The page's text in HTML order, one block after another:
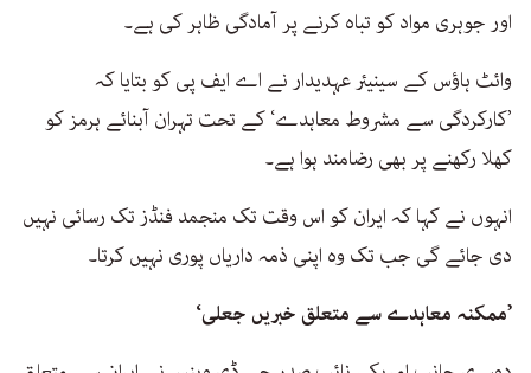
اور جوہری مواد کو تباہ کرنے پر آمادگی ظاہر کی ہے۔
وائٹ ہاؤس کے سینیئر عہدیدار نے اے ایف پی کو بتایا کہ
’کارکردگی سے مشروط معاہدے‘ کے تحت تہران آبنائے ہرمز کو
کھلا رکھنے پر بھی رضامند ہوا ہے۔
انہوں نے کہا کہ ایران کو اس وقت تک منجمد فنڈز تک رسائی نہیں
دی جائے گی جب تک وہ اپنی ذمہ داریاں پوری نہیں کرتا۔
’ممکنہ معاہدے سے متعلق خبریں جعلی‘